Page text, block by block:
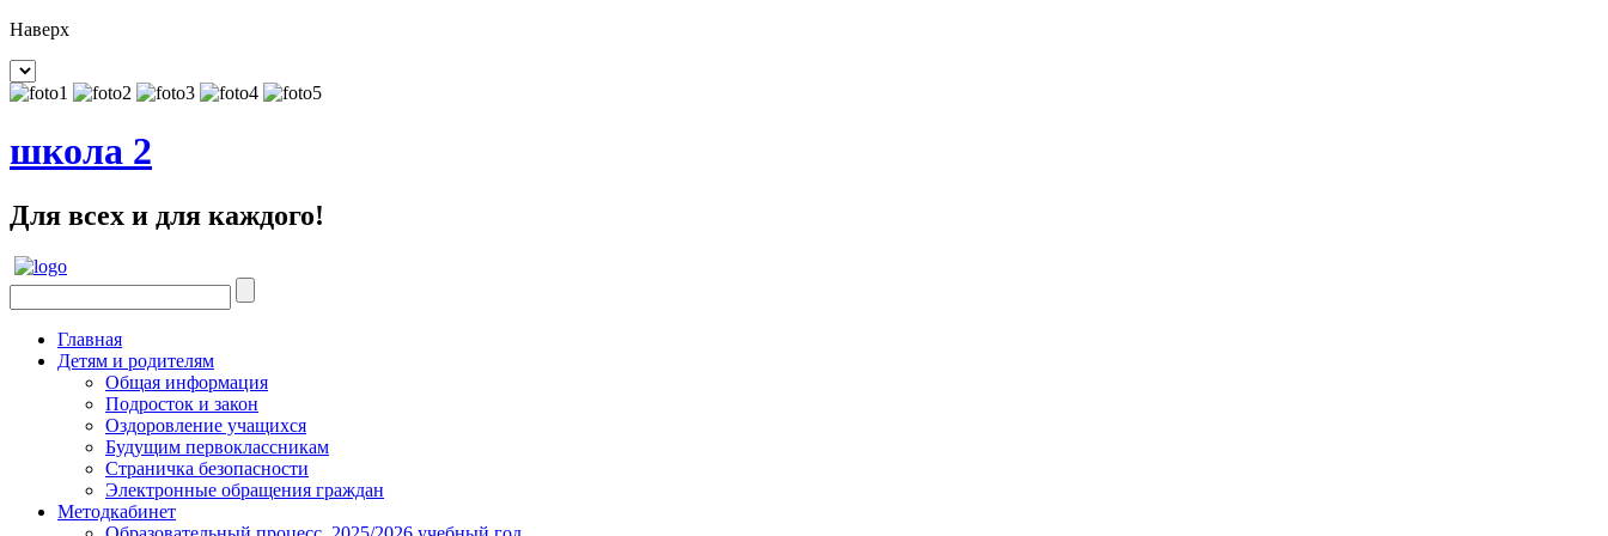
Наверх
школа 2
Для всех и для каждого!
Главная
Детям и родителям
Общая информация
Подросток и закон
Оздоровление учащихся
Будущим первоклассникам
Страничка безопасности
Электронные обращения граждан
Методкабинет